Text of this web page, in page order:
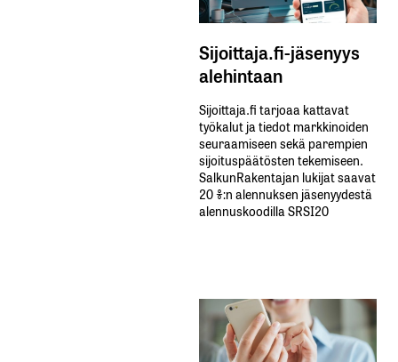
Sijoittaja.fi-jäsenyys
alehintaan
Sijoittaja.fi tarjoaa kattavat
työkalut ja tiedot markkinoiden
seuraamiseen sekä parempien
sijoituspäätösten tekemiseen.
SalkunRakentajan lukijat saavat
20 %:n alennuksen jäsenyydestä
alennuskoodilla SRSI20